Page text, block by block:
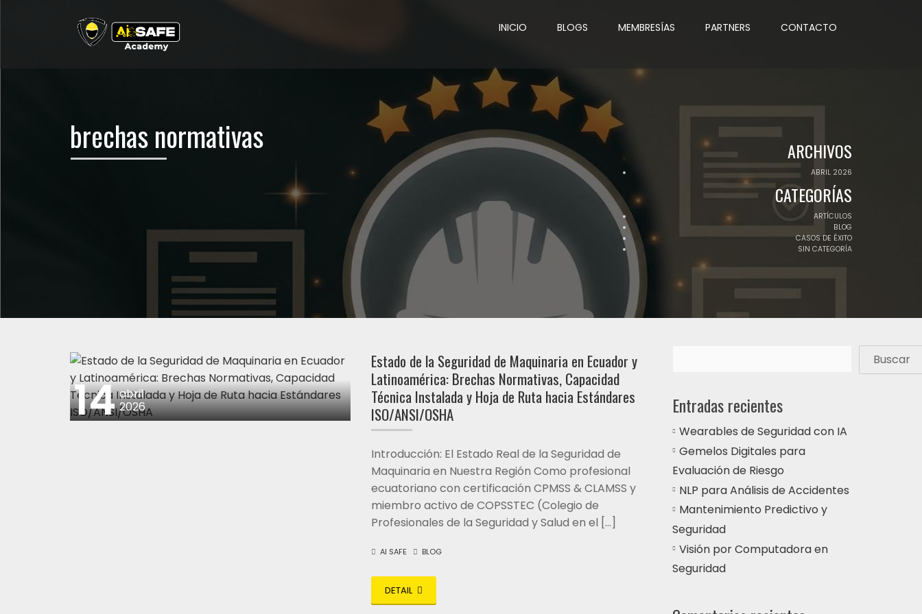
INICIO BLOGS MEMBRESÍAS PARTNERS CONTACTO
brechas normativas ARCHIVOS
ABRIL 2026
CATEGORÍAS
ARTÍCULOS
BLOG
CASOS DE ÉXITO
SIN CATEGORÍA
14 abril
2026
Estado de la Seguridad de Maquinaria en Ecuador y
Latinoamérica: Brechas Normativas, Capacidad
Técnica Instalada y Hoja de Ruta hacia Estándares
ISO/ANSI/OSHA
Introducción: El Estado Real de la Seguridad de
Maquinaria en Nuestra Región Como profesional
ecuatoriano con certificación CPMSS & CLAMSS y
miembro activo de COPSSTEC (Colegio de
Profesionales de la Seguridad y Salud en el […]
AI SAFE BLOG
DETAIL
Buscar
Entradas recientes
Wearables de Seguridad con IA
Gemelos Digitales para
Evaluación de Riesgo
NLP para Análisis de Accidentes
Mantenimiento Predictivo y
Seguridad
Visión por Computadora en
Seguridad